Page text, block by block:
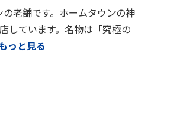
老舗です。ホームタウンの神
しています。名物は「究極の
っと見る